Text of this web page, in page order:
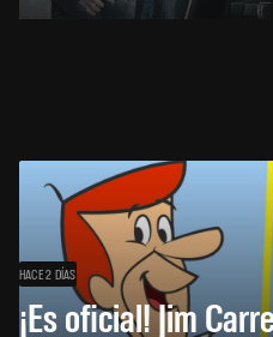
HACE 2 DÍAS
¡Es oficial! Jim